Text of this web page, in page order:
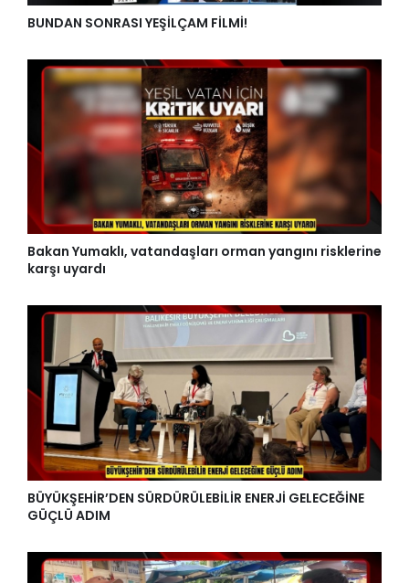
BUNDAN SONRASI YEŞİLÇAM FİLMİ!
Bakan Yumaklı, vatandaşları orman yangını risklerine
karşı uyardı
BÜYÜKŞEHİR’DEN SÜRDÜRÜLEBİLİR ENERJİ GELECEĞİNE
GÜÇLÜ ADIM